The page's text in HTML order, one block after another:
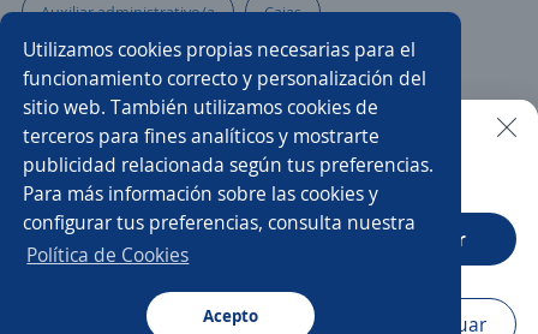
Utilizamos cookies propias necesarias para el
funcionamiento correcto y personalización del
sitio web. También utilizamos cookies de
terceros para fines analíticos y mostrarte
publicidad relacionada según tus preferencias.
Para más información sobre las cookies y
configurar tus preferencias, consulta nuestra
Política de Cookies
Acepto
Auxiliar administrativo/a Cajas
Auxiliar de mantenimiento Auxiliar de almacén
Auxiliar de auditoría Auxiliar de compras
Asistente de producción Auxiliar de laboratorio
Pasante de calidad
Auxiliar operativo
Buscar es más fácil en la app
CT App Abrir
Navegador Continuar